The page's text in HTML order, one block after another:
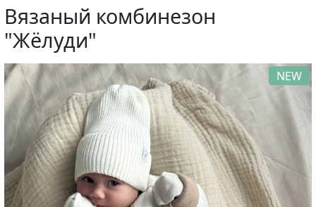
Вязаный комбинезон
"Жёлуди"
NEW